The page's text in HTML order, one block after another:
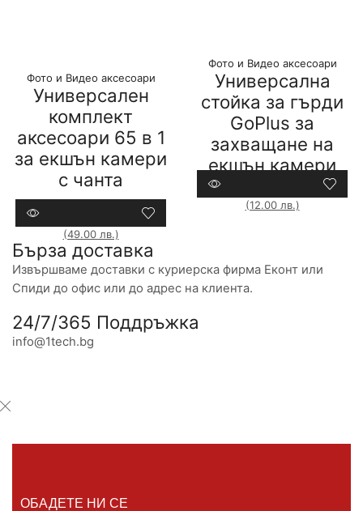
Compare
Фото и Видео аксесоари
Универсален
комплект
аксесоари 65 в 1
за екшън камери
с чанта
79,00
25,05
(49.00 лв.)
Compare
Фото и Видео аксесоари
Универсална
стойка за гърди
GoPlus за
захващане на
екшън камери
14,83 6,14€
(12.00 лв.)
Бърза доставка
Извършваме доставки с куриерска фирма Еконт или
Спиди до офис или до адрес на клиента.
24/7/365 Поддръжка
info@1tech.bg
ОБАДЕТЕ НИ СЕ